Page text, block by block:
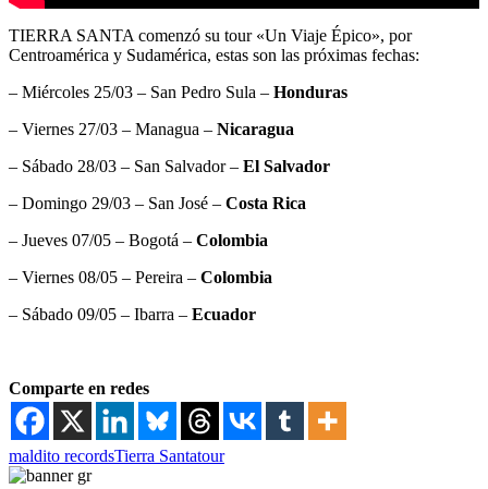
TIERRA SANTA comenzó su tour «Un Viaje Épico», por
Centroamérica y Sudamérica, estas son las próximas fechas:
– Miércoles 25/03 – San Pedro Sula – Honduras
– Viernes 27/03 – Managua – Nicaragua
– Sábado 28/03 – San Salvador – El Salvador
– Domingo 29/03 – San José – Costa Rica
– Jueves 07/05 – Bogotá – Colombia
– Viernes 08/05 – Pereira – Colombia
– Sábado 09/05 – Ibarra – Ecuador
Comparte en redes
maldito recordsTierra Santatour